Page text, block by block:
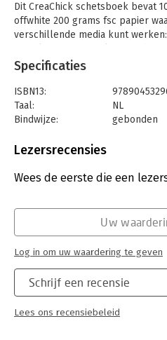
Dit CreaChick schetsboek bevat
offwhite 200 grams fsc papier
verschillende media kunt
van de vele video's van
zin om zelf aan de slag te gaan
Specificaties
ISBN13:
Taal:
NL
Bindwijze:
gebonden
Uitgever:
Verschijningsdatum:
17-3-2025
Sport,
Lezersrecensies
Wees de eerste die een
Schrijf een recensie
Lees ons recensiebeleid
Uw
Log in om uw waardering te geven